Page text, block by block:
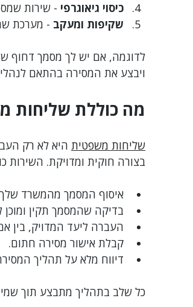
כיסוי גיאוגרפי - שירות
שקיפות ומעקב - מערכת
לדוגמה, אם יש לך מסמך דחוף
ויבצע את המסירה בהתאם
מה כוללת שליחות
שליחות משפטית היא לא רק
בצורה חוקית ומדויקת. השירות
איסוף המסמך מהמשרד
בדיקה שהמסמך תקין ומוכן
העברה ליעד המדויק, בין
קבלת אישור מסירה חתום.
דיווח מלא על תהליך
כל שלב בתהליך מתבצע תוך